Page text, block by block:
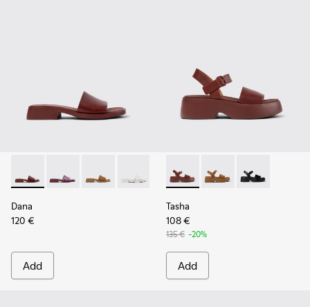
Dana - K201740-014 - Burgundy Leather Sandals for Women.
Dana - K201740-015 - Blue Leather Sandals for
Dana - K201740-011
Dana - K201740-008 - White Leather
Dana - K201740-004
Dana - K201740-001
Dana
120 €
Add
Tasha - K201659-012 -
Tasha - K201659-011
Tasha -
Tasha
108 €
135 € -20%
Add